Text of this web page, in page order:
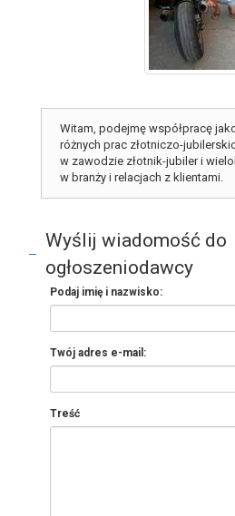
Witam, podejmę współpracę
różnych prac złotniczo-
w zawodzie złotnik-jubiler i
w branży i relacjach z klientami.
Wyślij wiadomość do
ogłoszeniodawcy
Podaj imię i nazwisko:
Twój adres e-mail:
Treść